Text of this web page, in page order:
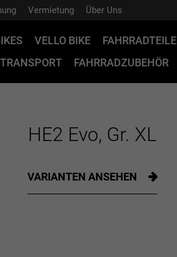
Vermietung Über Uns
VELLO BIKE FAHRRADTEILE
FAHRRADZUBEHÖR
HE2 Evo, Gr. XL
VARIANTEN ANSEHEN